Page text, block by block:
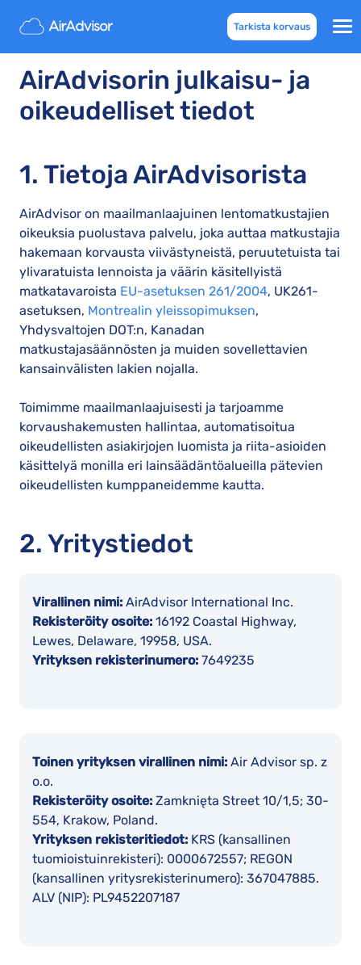
Tarkista korvaus
AirAdvisorin julkaisu- ja
oikeudelliset tiedot
1. Tietoja AirAdvisorista
AirAdvisor on maailmanlaajuinen lentomatkustajien
oikeuksia puolustava palvelu, joka auttaa matkustajia
hakemaan korvausta viivästyneistä, peruutetuista tai
ylivaratuista lennoista ja väärin käsitellyistä
matkatavaroista EU-asetuksen 261/2004, UK261-
asetuksen, Montrealin yleissopimuksen,
Yhdysvaltojen DOT:n, Kanadan
matkustajasäännösten ja muiden sovellettavien
kansainvälisten lakien nojalla.
Toimimme maailmanlaajuisesti ja tarjoamme
korvaushakemusten hallintaa, automatisoitua
oikeudellisten asiakirjojen luomista ja riita-asioiden
käsittelyä monilla eri lainsäädäntöalueilla pätevien
oikeudellisten kumppaneidemme kautta.
2. Yritystiedot
Virallinen nimi: AirAdvisor International Inc.
Rekisteröity osoite: 16192 Coastal Highway,
Lewes, Delaware, 19958, USA.
Yrityksen rekisterinumero: 7649235
Toinen yrityksen virallinen nimi: Air Advisor sp. z
o.o.
Rekisteröity osoite: Zamknięta Street 10/1,5; 30-
554, Krakow, Poland.
Yrityksen rekisteritiedot: KRS (kansallinen
tuomioistuinrekisteri): 0000672557; REGON
(kansallinen yritysrekisterinumero): 367047885.
ALV (NIP): PL9452207187